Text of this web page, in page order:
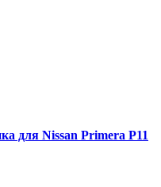
для Nissan Primera P11